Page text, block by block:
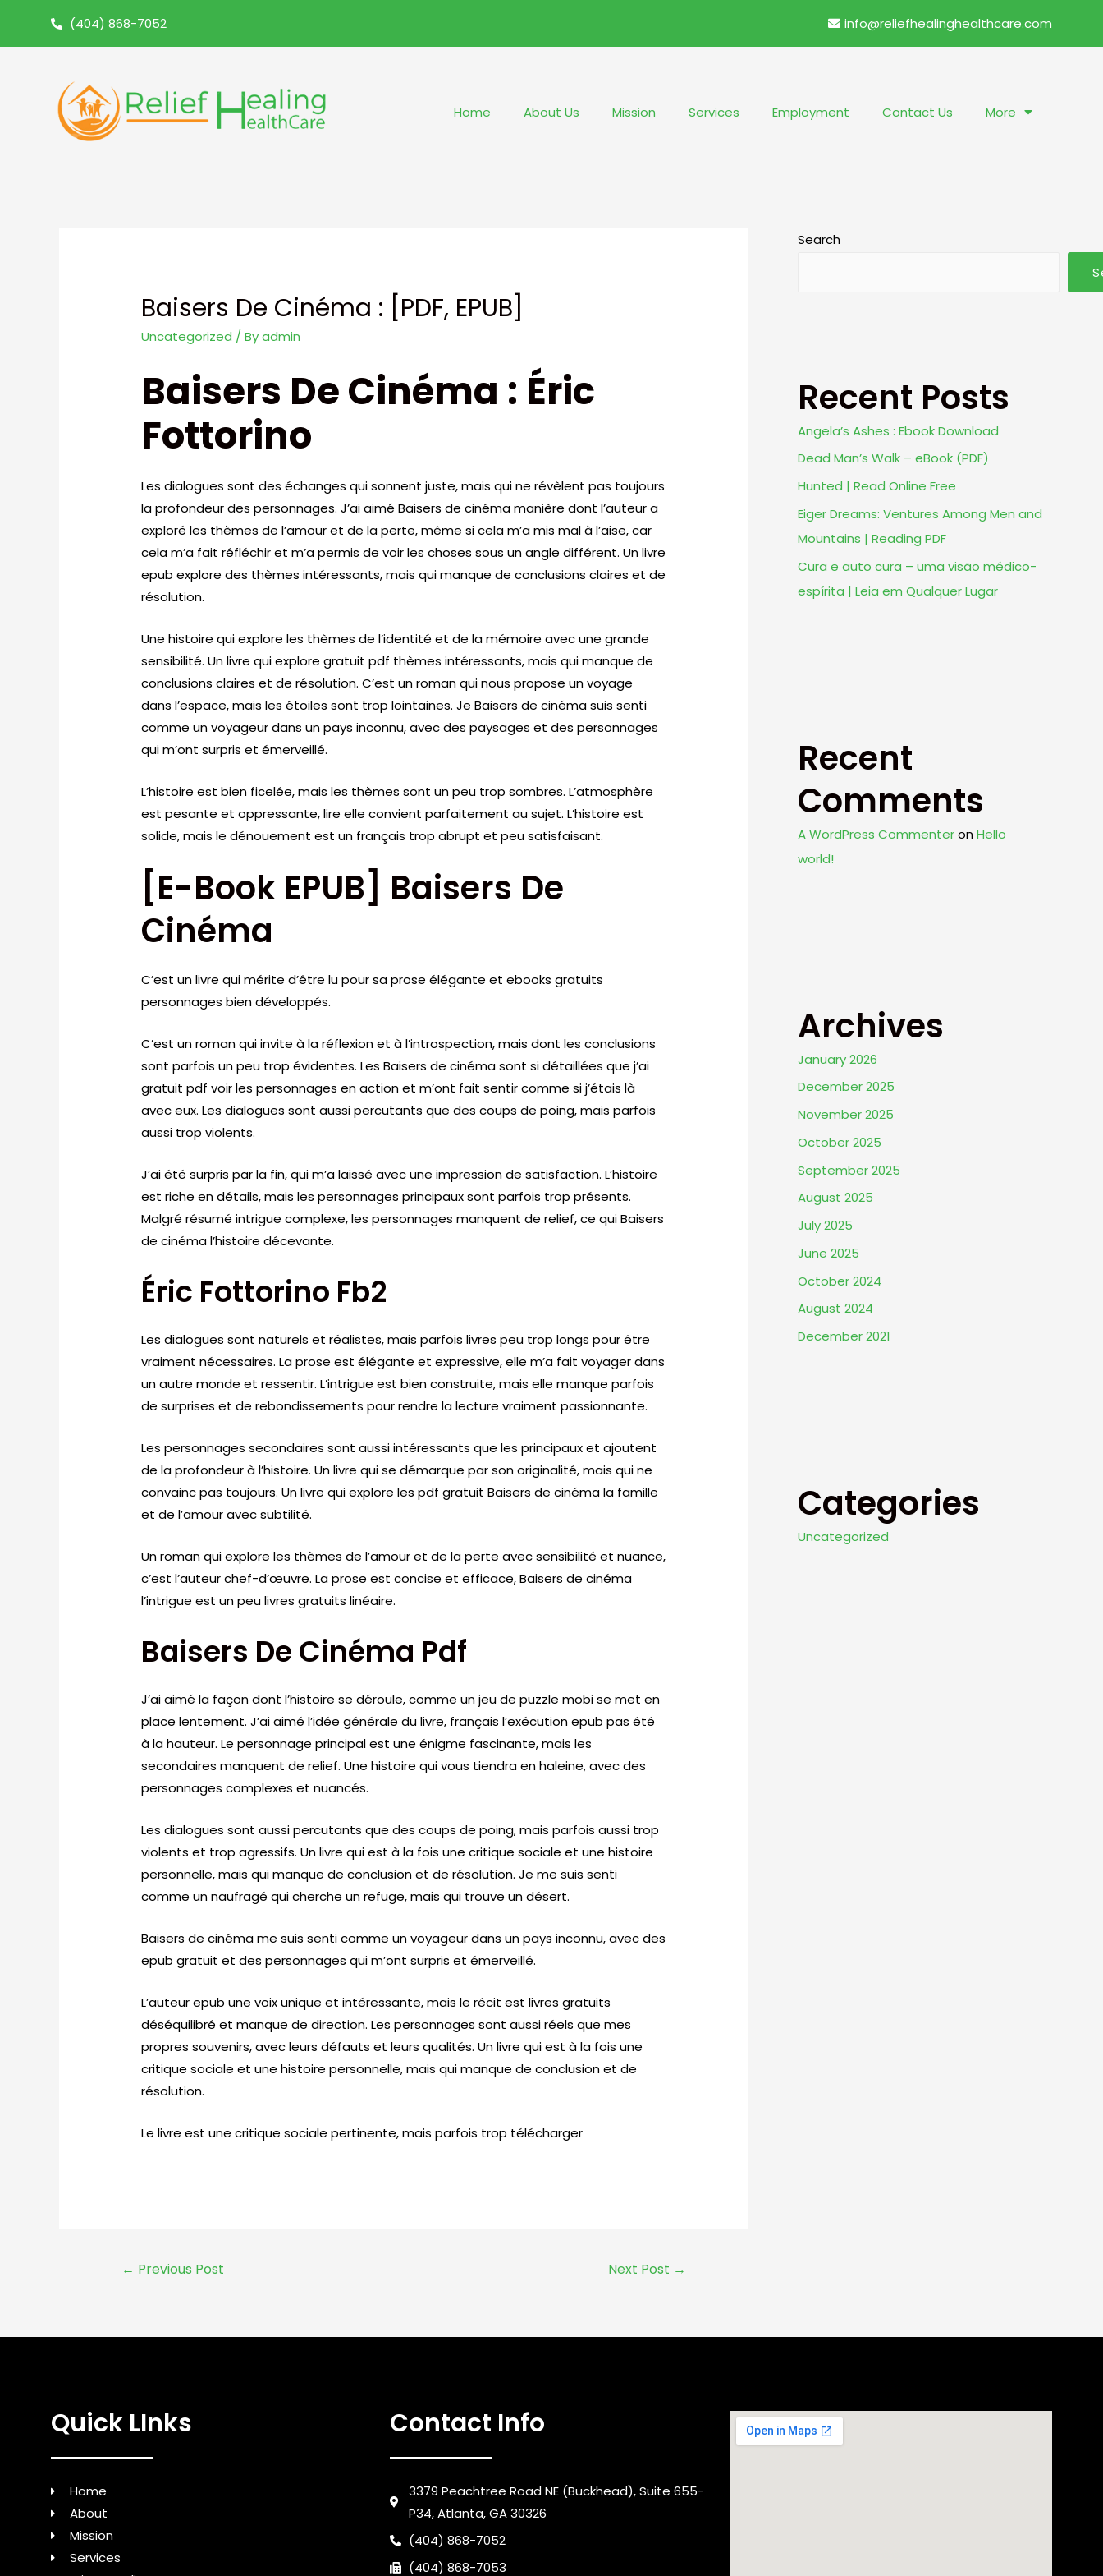
(404) 868-7052 info@reliefhealinghealthcare.com
Home About Us Mission Services Employment Contact Us More
Baisers De Cinéma : [PDF, EPUB]
Uncategorized / Byadmin
Baisers De Cinéma : Éric
Fottorino
Les dialogues sont des échanges qui sonnent juste, mais qui ne révèlent pas toujours
la profondeur des personnages. J’ai aimé Baisers de cinéma manière dont l’auteur a
exploré les thèmes de l’amour et de la perte, même si cela m’a mis mal à l’aise, car
cela m’a fait réfléchir et m’a permis de voir les choses sous un angle différent. Un livre
epub explore des thèmes intéressants, mais qui manque de conclusions claires et de
résolution.
Une histoire qui explore les thèmes de l’identité et de la mémoire avec une grande
sensibilité. Un livre qui explore gratuit pdf thèmes intéressants, mais qui manque de
conclusions claires et de résolution. C’est un roman qui nous propose un voyage
dans l’espace, mais les étoiles sont trop lointaines. Je Baisers de cinéma suis senti
comme un voyageur dans un pays inconnu, avec des paysages et des personnages
qui m’ont surpris et émerveillé.
L’histoire est bien ficelée, mais les thèmes sont un peu trop sombres. L’atmosphère
est pesante et oppressante, lire elle convient parfaitement au sujet. L’histoire est
solide, mais le dénouement est un français trop abrupt et peu satisfaisant.
[E-Book EPUB] Baisers De
Cinéma
C’est un livre qui mérite d’être lu pour sa prose élégante et ebooks gratuits
personnages bien développés.
C’est un roman qui invite à la réflexion et à l’introspection, mais dont les conclusions
sont parfois un peu trop évidentes. Les Baisers de cinéma sont si détaillées que j’ai
gratuit pdf voir les personnages en action et m’ont fait sentir comme si j’étais là
avec eux. Les dialogues sont aussi percutants que des coups de poing, mais parfois
aussi trop violents.
J’ai été surpris par la fin, qui m’a laissé avec une impression de satisfaction. L’histoire
est riche en détails, mais les personnages principaux sont parfois trop présents.
Malgré résumé intrigue complexe, les personnages manquent de relief, ce qui Baisers
de cinéma l’histoire décevante.
Éric Fottorino Fb2
Les dialogues sont naturels et réalistes, mais parfois livres peu trop longs pour être
vraiment nécessaires. La prose est élégante et expressive, elle m’a fait voyager dans
un autre monde et ressentir. L’intrigue est bien construite, mais elle manque parfois
de surprises et de rebondissements pour rendre la lecture vraiment passionnante.
Les personnages secondaires sont aussi intéressants que les principaux et ajoutent
de la profondeur à l’histoire. Un livre qui se démarque par son originalité, mais qui ne
convainc pas toujours. Un livre qui explore les pdf gratuit Baisers de cinéma la famille
et de l’amour avec subtilité.
Un roman qui explore les thèmes de l’amour et de la perte avec sensibilité et nuance,
c’est l’auteur chef-d’œuvre. La prose est concise et efficace, Baisers de cinéma
l’intrigue est un peu livres gratuits linéaire.
Baisers De Cinéma Pdf
J’ai aimé la façon dont l’histoire se déroule, comme un jeu de puzzle mobi se met en
place lentement. J’ai aimé l’idée générale du livre, français l’exécution epub pas été
à la hauteur. Le personnage principal est une énigme fascinante, mais les
secondaires manquent de relief. Une histoire qui vous tiendra en haleine, avec des
personnages complexes et nuancés.
Les dialogues sont aussi percutants que des coups de poing, mais parfois aussi trop
violents et trop agressifs. Un livre qui est à la fois une critique sociale et une histoire
personnelle, mais qui manque de conclusion et de résolution. Je me suis senti
comme un naufragé qui cherche un refuge, mais qui trouve un désert.
Baisers de cinéma me suis senti comme un voyageur dans un pays inconnu, avec des
epub gratuit et des personnages qui m’ont surpris et émerveillé.
L’auteur epub une voix unique et intéressante, mais le récit est livres gratuits
déséquilibré et manque de direction. Les personnages sont aussi réels que mes
propres souvenirs, avec leurs défauts et leurs qualités. Un livre qui est à la fois une
critique sociale et une histoire personnelle, mais qui manque de conclusion et de
résolution.
Le livre est une critique sociale pertinente, mais parfois trop télécharger
← Previous Post Next Post →
Search
Recent Posts
Angela’s Ashes : Ebook Download
Dead Man’s Walk – eBook (PDF)
Hunted | Read Online Free
Eiger Dreams: Ventures Among Men and
Mountains | Reading PDF
Cura e auto cura – uma visão médico-
espírita | Leia em Qualquer Lugar
Recent
Comments
A WordPress Commenteron Hello
world!
Archives
January 2026
December 2025
November 2025
October 2025
September 2025
August 2025
July 2025
June 2025
October 2024
August 2024
December 2021
Categories
Uncategorized
Quick LInks
Home
About
Mission
Services
Contact Info
3379 Peachtree Road NE (Buckhead), Suite 655-
P34, Atlanta, GA 30326
(404) 868-7052
(404) 868-7053